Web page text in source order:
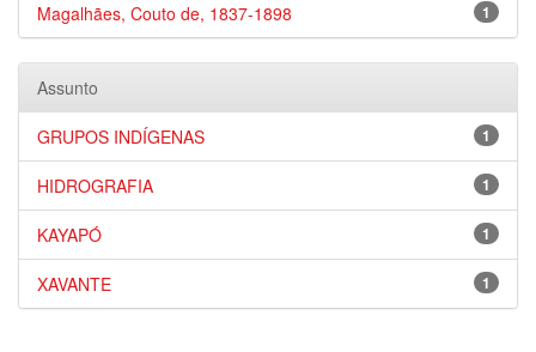
1
Magalhães, Couto de, 1837-1898
Assunto
1
GRUPOS INDÍGENAS
1
HIDROGRAFIA
1
KAYAPÓ
1
XAVANTE